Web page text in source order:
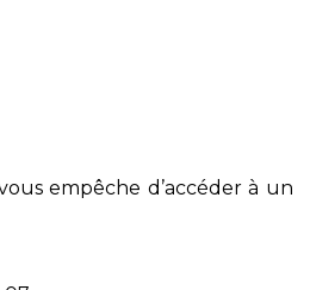
empêche d’accéder à un